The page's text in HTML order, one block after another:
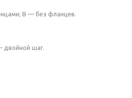
B — без фланцев.
двойной шаг.